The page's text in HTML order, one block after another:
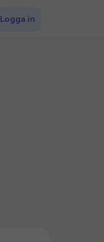
Logga in